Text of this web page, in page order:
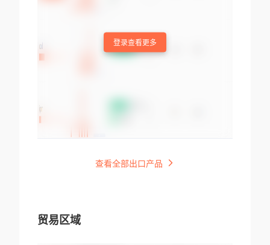
登录查看更多
查看全部出口产品
贸易区域